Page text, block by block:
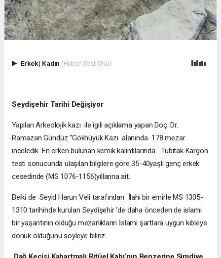
Erkek| Kadın (Haberi Sesli Oku)
Seydişehir Tarihi Değişiyor
Yapılan Arkeolojik kazı ile igili açıklama yapan Doç. Dr.
Ramazan Gündüz “Gökhüyük Kazı alanında 178 mezar
inceledik .En erken bulunan kemik kalıntılarında Tubitak Kargon
testi sonucunda ulaşılan bilgilere göre 35-40yaşlı genç erkek
cesedinde (MS 1076-1156)yıllarına ait.
Belki de Seyid Harun Veli tarafından İlahi bir emirle MS 1305-
1310 tarihinde kurulan Seydişehir ‘de daha önceden de islami
bir yaşantının olduğu mezarlıkların İslami şartlara uygun kıbleye
dönük olduğunu söyleye biliriz